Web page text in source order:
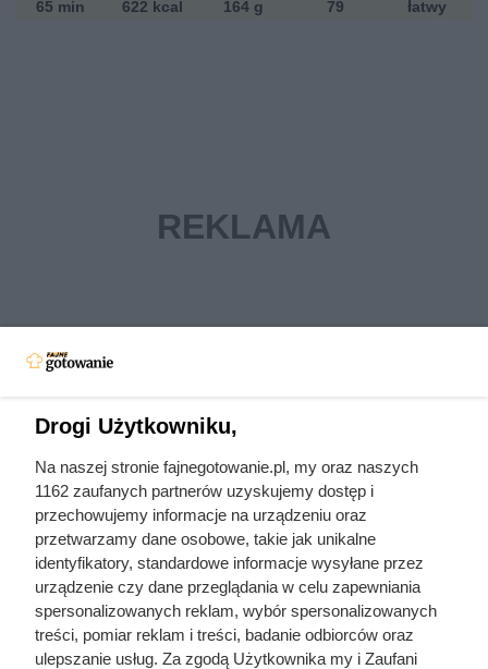
65 min 622 kcal 164 g 79 łatwy
Drogi Użytkowniku,
Na naszej stronie fajnegotowanie.pl, my oraz naszych
1162 zaufanych partnerów uzyskujemy dostęp i
przechowujemy informacje na urządzeniu oraz
przetwarzamy dane osobowe, takie jak unikalne
identyfikatory, standardowe informacje wysyłane przez
urządzenie czy dane przeglądania w celu zapewniania
spersonalizowanych reklam, wybór spersonalizowanych
treści, pomiar reklam i treści, badanie odbiorców oraz
ulepszanie usług. Za zgodą Użytkownika my i Zaufani